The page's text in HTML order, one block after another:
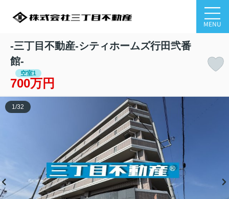
MENU
-三丁目不動産-シティホームズ行田弐番
館-
空室1
700万円
1 /32